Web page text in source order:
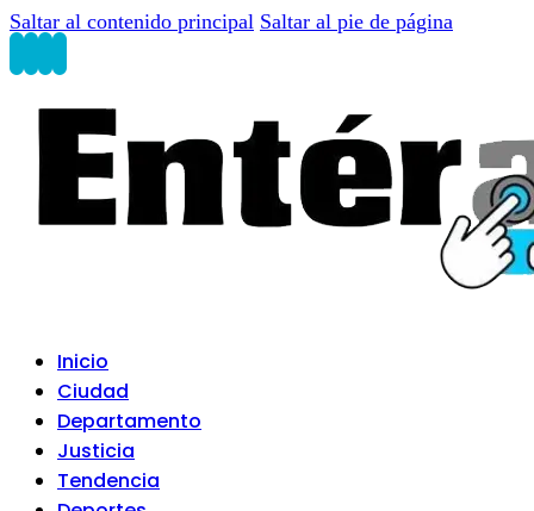
Saltar al contenido principal Saltar al pie de página
Inicio
Ciudad
Departamento
Justicia
Tendencia